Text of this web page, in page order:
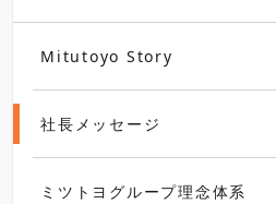
Mitutoyo Story
社長メッセージ
ミツトヨグループ理念体系